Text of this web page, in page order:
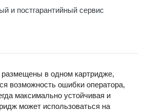
и постгарантийный сервис
в одном картридже,
возможность ошибки оператора,
максимально устойчивая и
может использоваться на